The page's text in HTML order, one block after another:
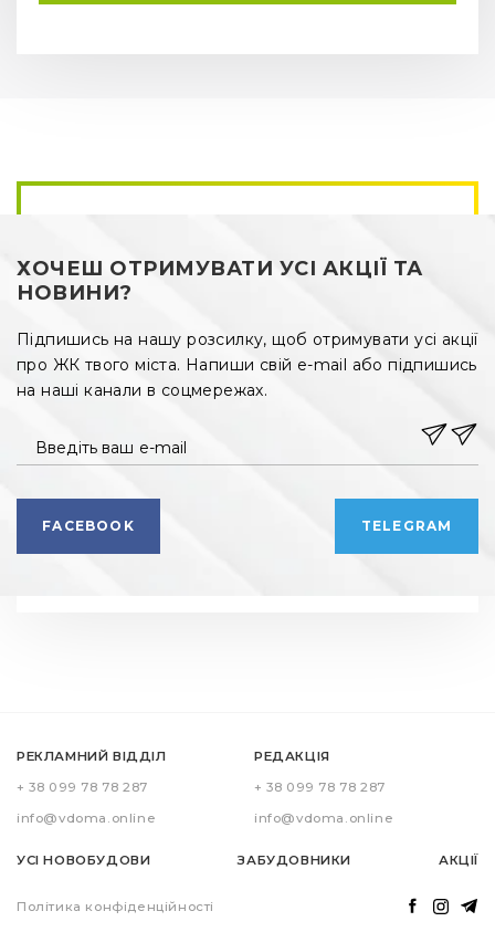
ХОЧЕШ ОТРИМУВАТИ УСІ АКЦІЇ ТА
НОВИНИ?
Підпишись на нашу розсилку, щоб отримувати усі акції
про ЖК твого міста. Напиши свій e-mail або підпишись
на наші канали в соцмережах.
Введіть ваш e-mail
FACEBOOK TELEGRAM
РЕКЛАМНИЙ ВІДДІЛ
+ 38 099 78 78 287
info@vdoma.online
РЕДАКЦІЯ
+ 38 099 78 78 287
info@vdoma.online
АКЦІЇ
ЗАБУДОВНИКИ
УСІ НОВОБУДОВИ
Політика конфіденційності